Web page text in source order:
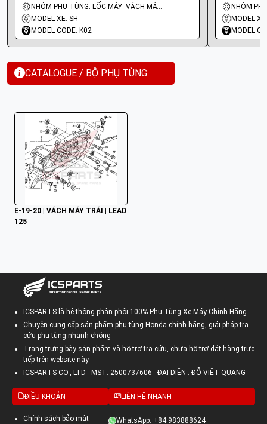
NHÓM PHỤ TÙNG: LỐC MÁY -VÁCH MÁY - GIOĂNG MÁY
MODEL XE: SH
MODEL CODE: K02
MODEL
MODEL
CATALOGUE / BỘ PHỤ TÙNG
E-19-20 | VÁCH MÁY TRÁI | LEAD
125
ICSPARTS là hệ thống phân phối 100% Phụ Tùng Xe Máy Chính Hãng
Chuyên cung cấp sản phẩm phụ tùng Honda chính hãng, giải pháp tra
cứu phụ tùng nhanh chóng
Trang trưng bày sản phẩm và hỗ trợ tra cứu, chưa hỗ trợ đặt hàng trực
tiếp trên website này
ICSPARTS CO., LTD - MST: 2500737606 - ĐẠI DIỆN : ĐỖ VIỆT QUANG
ĐIỀU KHOẢN
Chính sách bảo mật
LIÊN HỆ NHANH
WhatsApp: +84 983888624